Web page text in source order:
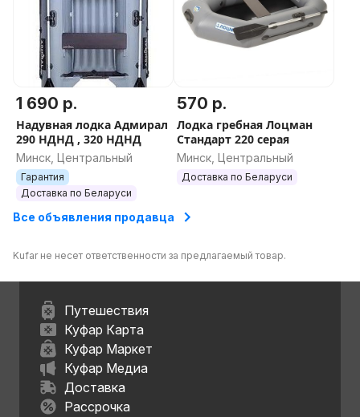
1 690 р.
Надувная лодка Адмирал
290 НДНД , 320 НДНД
Минск, Центральный
Гарантия
Доставка по Беларуси
570 р.
Лодка гребная Лоцман
Стандарт 220 серая
Минск, Центральный
Доставка по Беларуси
Все объявления продавца
Kufar не несет ответственности за предлагаемый товар.
Путешествия
Куфар Карта
Куфар Маркет
Куфар Медиа
Доставка
Рассрочка